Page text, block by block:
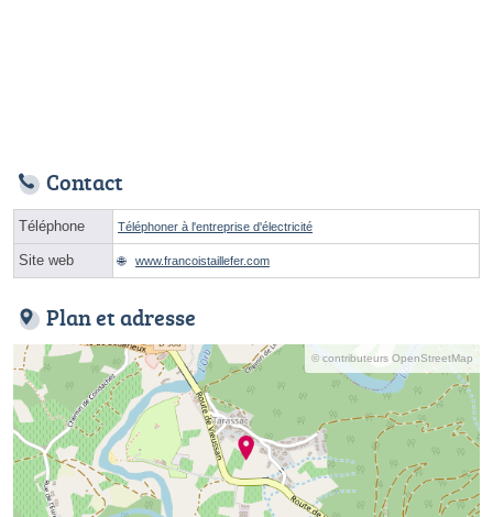
Contact
Téléphone Téléphoner à l'entreprise d'électricité
Site web www.francoistaillefer.com
Plan et adresse
© contributeurs OpenStreetMap